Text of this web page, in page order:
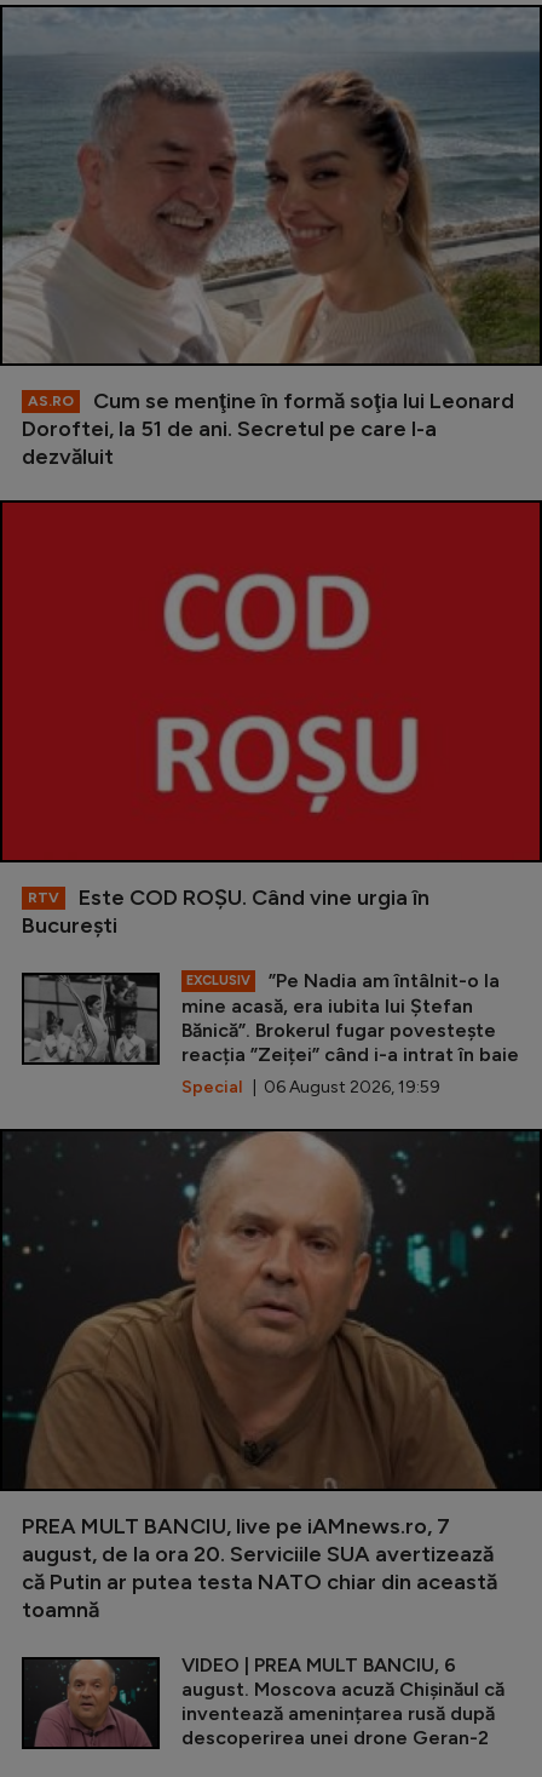
AS.RO
Cum se menţine în formă soţia lui Leonard
Doroftei, la 51 de ani. Secretul pe care l-a
dezvăluit
RTV
Este COD ROŞU. Când vine urgia în
Bucureşti
EXCLUSIV
”Pe Nadia am întâlnit-o la
mine acasă, era iubita lui Ștefan
Bănică”. Brokerul fugar povestește
reacția ”Zeiței” când i-a intrat în baie
Special | 06 August 2026, 19:59
PREA MULT BANCIU, live pe iAMnews.ro, 7
august, de la ora 20. Serviciile SUA avertizează
că Putin ar putea testa NATO chiar din această
toamnă
VIDEO | PREA MULT BANCIU, 6
august. Moscova acuză Chișinăul că
inventează amenințarea rusă după
descoperirea unei drone Geran-2